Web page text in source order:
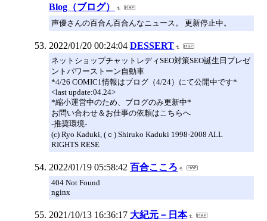
Blog（ブログ）
声優さんの百合ん百合んなニュース。 更新停止中。
2022/01/20 00:24:04 DESSERT
ネットショップチャットレディSEO対策SEO誕生日プレゼ
ントパワーストーン自動車
*4/26 COMIC1情報はブログ（4/24）にて公開中です*
<last update:04.24>
*縮小運営中のため、ブログのみ更新中*
お問い合わせ＆お仕事の依頼はこちらへ
-推奨環境-
(c) Ryo Kaduki, (ｃ) Shiruko Kaduki 1998-2008 ALL
RIGHTS RESE
2022/01/19 05:58:42 百合こころ
404 Not Found
nginx
2021/10/13 16:36:17 大紀元－日本